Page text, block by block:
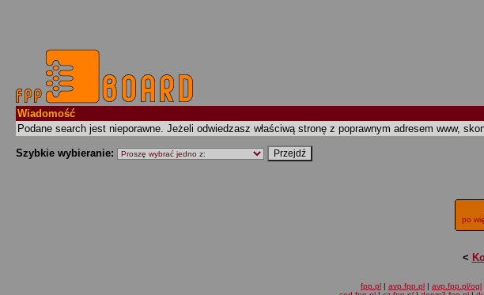
Wiadomość
Podane search jest nieporawne. Jeżeli odwiedzasz właściwą stronę z poprawnym adresem www,
Szybkie wybieranie:
po
<
fpp.pl | avp.fpp.pl | avp.fpp.pl/ogl